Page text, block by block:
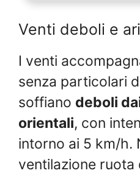
Venti deboli e
I venti
senza particolari
soffiano deboli
orientali, con
intorno ai 5 km/h.
ventilazione ruota